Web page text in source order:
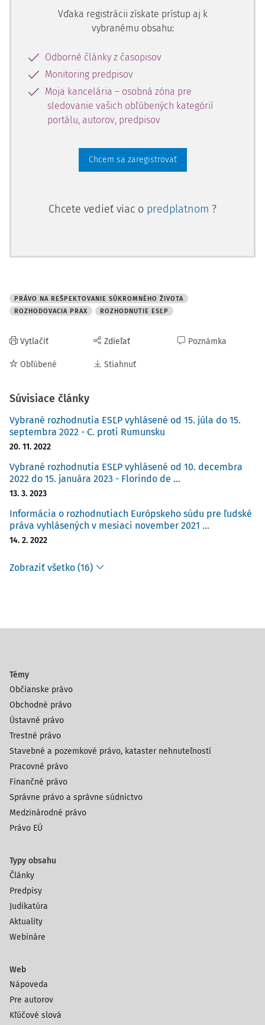
Vďaka registrácii získate prístup aj k
vybranému obsahu:
Odborné články z časopisov
Monitoring predpisov
Moja kancelária – osobná zóna pre
sledovanie vašich obľúbených kategórií
portálu, autorov, predpisov
Chcem sa zaregistrovať
Chcete vedieť viac o predplatnom ?
PRÁVO NA REŠPEKTOVANIE SÚKROMNÉHO ŽIVOTA
ROZHODOVACIA PRAX
ROZHODNUTIE ESĽP
Vytlačiť
Obľúbené
Zdieľať
Stiahnuť
Poznámka
Súvisiace články
Vybrané rozhodnutia ESĽP vyhlásené od 15. júla do 15.
septembra 2022 - C. proti Rumunsku
20. 11. 2022
Vybrané rozhodnutia ESĽP vyhlásené od 10. decembra
2022 do 15. januára 2023 - Florindo de ...
13. 3. 2023
Informácia o rozhodnutiach Európskeho súdu pre ľudské
práva vyhlásených v mesiaci november 2021 ...
14. 2. 2022
Zobraziť všetko (16)
Témy
Občianske právo
Obchodné právo
Ústavné právo
Trestné právo
Stavebné a pozemkové právo, kataster nehnuteľností
Pracovné právo
Finančné právo
Správne právo a správne súdnictvo
Medzinárodné právo
Právo EÚ
Typy obsahu
Články
Predpisy
Judikatúra
Aktuality
Webináre
Web
Nápoveda
Pre autorov
Kľúčové slová